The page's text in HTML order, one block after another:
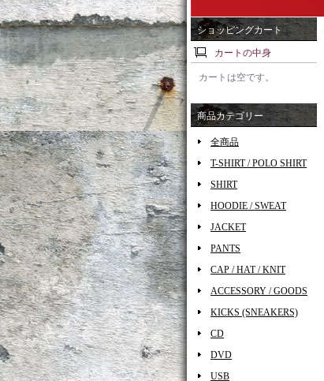
ショッピングカート
カートの中身
カートは空です。
商品カテゴリー
全商品
T-SHIRT / POLO SHIRT
SHIRT
HOODIE / SWEAT
JACKET
PANTS
CAP / HAT / KNIT
ACCESSORY / GOODS
KICKS (SNEAKERS)
CD
DVD
USB